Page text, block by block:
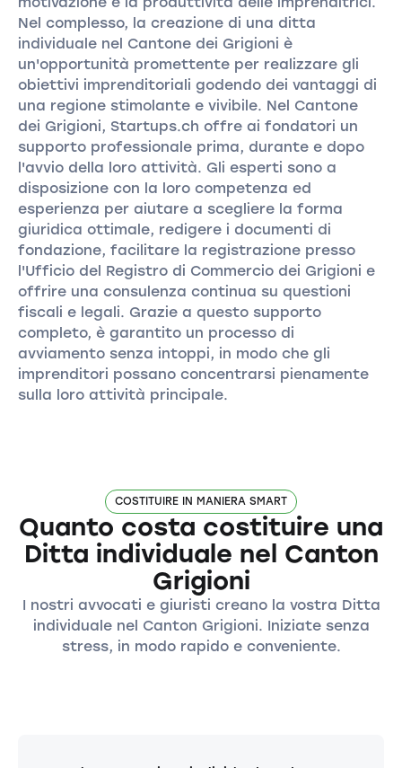
Nel complesso, la creazione di una ditta
individuale nel Cantone dei Grigioni è
un'opportunità promettente per realizzare gli
obiettivi imprenditoriali godendo dei vantaggi di
una regione stimolante e vivibile. Nel Cantone
dei Grigioni, Startups.ch offre ai fondatori un
supporto professionale prima, durante e dopo
l'avvio della loro attività. Gli esperti sono a
disposizione con la loro competenza ed
esperienza per aiutare a scegliere la forma
giuridica ottimale, redigere i documenti di
fondazione, facilitare la registrazione presso
l'Ufficio del Registro di Commercio dei Grigioni e
offrire una consulenza continua su questioni
fiscali e legali. Grazie a questo supporto
completo, è garantito un processo di
avviamento senza intoppi, in modo che gli
imprenditori possano concentrarsi pienamente
sulla loro attività principale.
COSTITUIRE IN MANIERA SMART
Quanto costa costituire una
Ditta individuale nel Canton
Grigioni
I nostri avvocati e giuristi creano la vostra Ditta
individuale nel Canton Grigioni. Iniziate senza
stress, in modo rapido e conveniente.